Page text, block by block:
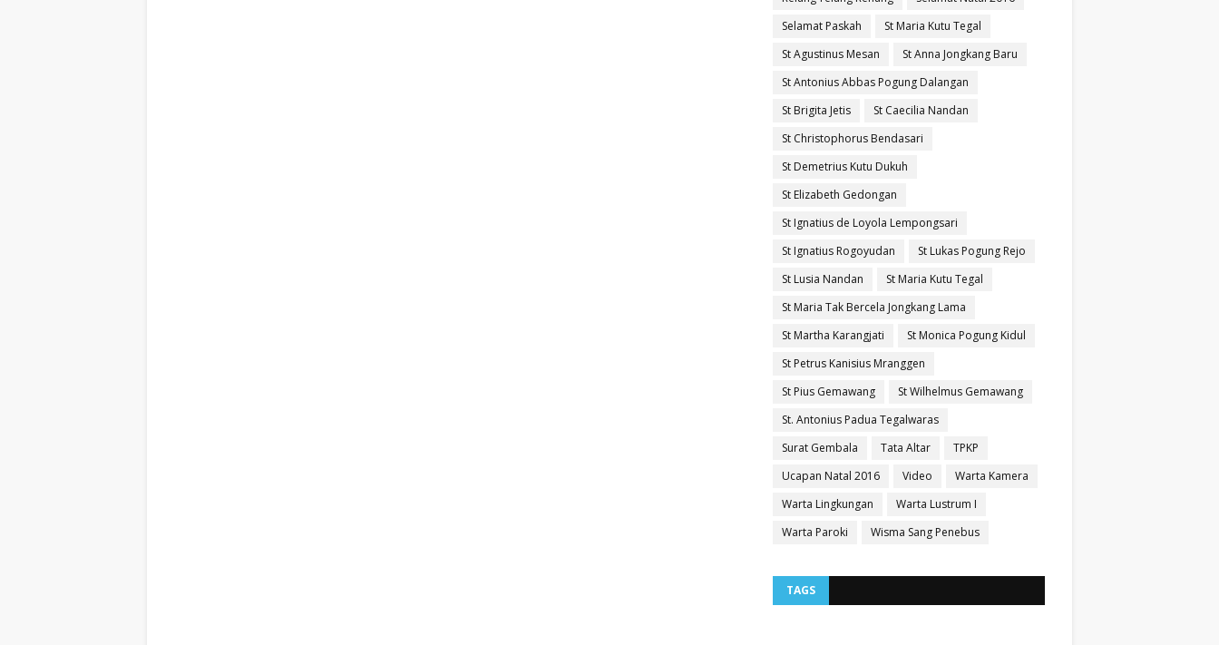
Selamat Paskah
St Maria Kutu Tegal
St Agustinus Mesan
St Anna Jongkang Baru
St Antonius Abbas Pogung Dalangan
St Brigita Jetis
St Caecilia Nandan
St Christophorus Bendasari
St Demetrius Kutu Dukuh
St Elizabeth Gedongan
St Ignatius de Loyola Lempongsari
St Ignatius Rogoyudan
St Lukas Pogung Rejo
St Lusia Nandan
St Maria Kutu Tegal
St Maria Tak Bercela Jongkang Lama
St Martha Karangjati
St Monica Pogung Kidul
St Petrus Kanisius Mranggen
St Pius Gemawang
St Wilhelmus Gemawang
St. Antonius Padua Tegalwaras
Surat Gembala
Tata Altar
TPKP
Ucapan Natal 2016
Video
Warta Kamera
Warta Lingkungan
Warta Lustrum I
Warta Paroki
Wisma Sang Penebus
TAGS